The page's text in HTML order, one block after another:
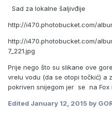
Sad za lokalne šaljivđije
http://i470.photobucket.com/
http://i470.photobucket.com/
7_221.jpg
Prije nego što su slikane ove
vrelu vodu (da se otopi točkić) a
pokriven snijegom jer se na Fox
Edited January 12, 2015 by